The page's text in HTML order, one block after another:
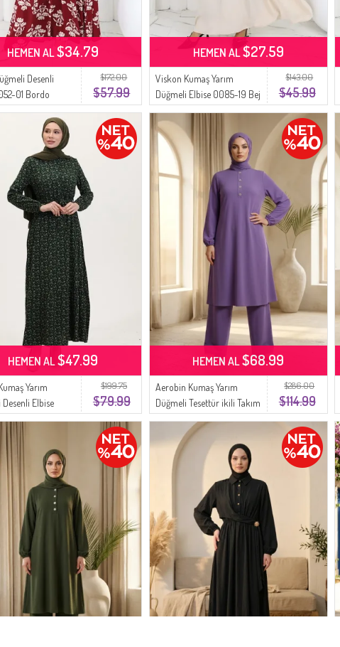
$172.00
$57.99
Desenli
01 Bordo
HEMEN AL$34.79
$143.00
$45.99
Viskon Kumaş Yarım
Düğmeli Elbise 0085-19 Bej
HEMEN AL$27.59
$199.75
$79.99
Yarım
Elbise
Zümrüt Yeşili
HEMEN AL$47.99
$286.00
$114.99
Aerobin Kumaş Yarım
Düğmeli Tesettür ikili Takım
4148-04 Lila
HEMEN AL$68.99